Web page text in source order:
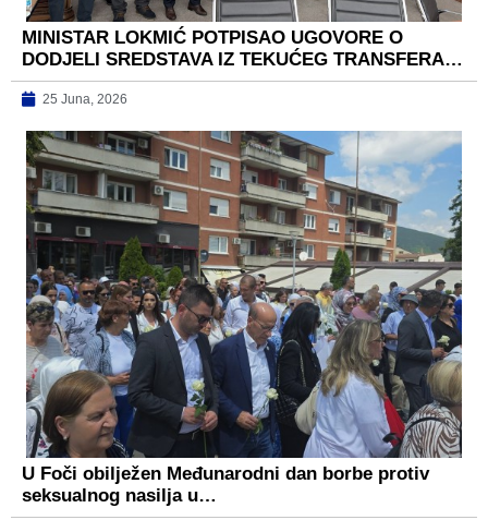
MINISTAR LOKMIĆ POTPISAO UGOVORE O
DODJELI SREDSTAVA IZ TEKUĆEG TRANSFERA…
25 Juna, 2026
U Foči obilježen Međunarodni dan borbe protiv
seksualnog nasilja u…